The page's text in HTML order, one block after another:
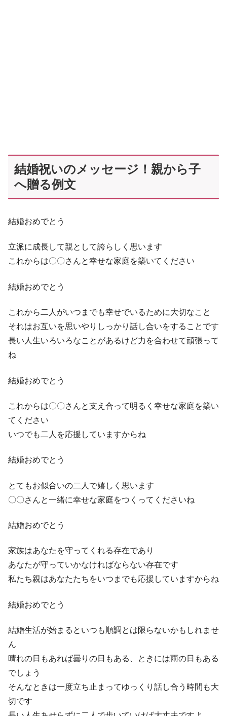
結婚祝いのメッセージ！親から子
へ贈る例文
結婚おめでとう
立派に成長して親として誇らしく思います
これからは〇〇さんと幸せな家庭を築いてください
結婚おめでとう
これから二人がいつまでも幸せでいるために大切なこと
それはお互いを思いやりしっかり話し合いをすることです
長い人生いろいろなことがあるけど力を合わせて頑張って
ね
結婚おめでとう
これからは〇〇さんと支え合って明るく幸せな家庭を築い
てください
いつでも二人を応援していますからね
結婚おめでとう
とてもお似合いの二人で嬉しく思います
〇〇さんと一緒に幸せな家庭をつくってくださいね
結婚おめでとう
家族はあなたを守ってくれる存在であり
あなたが守っていかなければならない存在です
私たち親はあなたたちをいつまでも応援していますからね
結婚おめでとう
結婚生活が始まるといつも順調とは限らないかもしれませ
ん
晴れの日もあれば曇りの日もある、ときには雨の日もある
でしょう
そんなときは一度立ち止まってゆっくり話し合う時間も大
切です